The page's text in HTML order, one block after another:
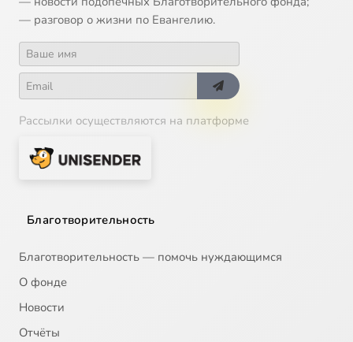
— разговор о жизни по Евангелию.
Рассылки осуществляются на платформе
Благотворительность
Благотворительность — помочь нуждающимся
О фонде
Новости
Отчёты